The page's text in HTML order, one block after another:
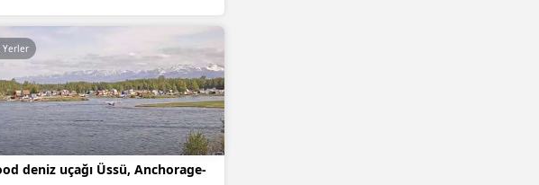
deniz uçağı Üssü, Anchorage-
Yerler